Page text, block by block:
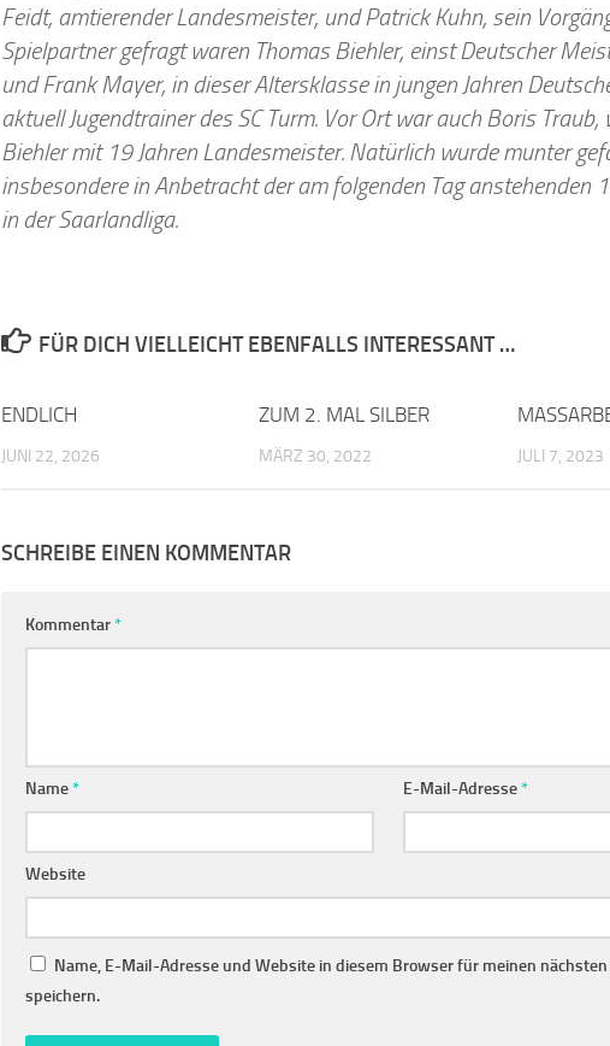
Feidt, amtierender Landesmeister, und Patrick Kuhn, sein
Spielpartner gefragt waren Thomas Biehler, einst Deutscher
und Frank Mayer, in dieser Altersklasse in jungen Jahren
aktuell Jugendtrainer des SC Turm. Vor Ort war auch Boris Traub,
Biehler mit 19 Jahren Landesmeister. Natürlich wurde munter
insbesondere in Anbetracht der am folgenden Tag anstehenden
in der Saarlandliga.
FÜR DICH VIELLEICHT EBENFALLS INTERESSANT …
ENDLICH
JUNI 22, 2026
ZUM 2. MAL SILBER
MÄRZ 30, 2022 JULI 7, 2023
SCHREIBE EINEN KOMMENTAR
Kommentar*
Name* E-Mail-Adresse*
Website
Name, E-Mail-Adresse und Website in diesem Browser für meinen
speichern.